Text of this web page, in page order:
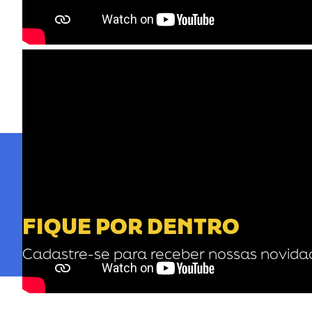
FIQUE POR DENTRO
Cadastre-se para receber nossas